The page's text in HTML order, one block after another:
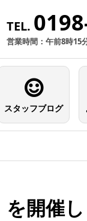
TEL.
営業時間：午前8時15
スタッフブログ
開催し